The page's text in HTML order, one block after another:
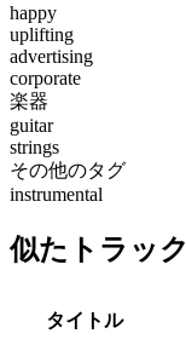
happy
uplifting
advertising
corporate
楽器
guitar
strings
その他のタグ
instrumental
似たトラック
タイトル